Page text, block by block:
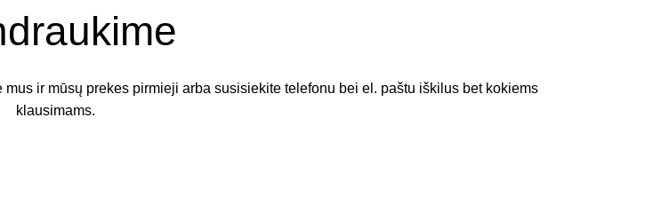
ir mūsų prekes pirmieji arba susisiekite telefonu bei el. paštu iškilus bet kokiems
klausimams.